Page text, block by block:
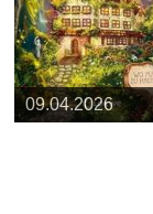
25.03.2026
09.04.2026
20.05.2026
10.06.2026
13.08.2026